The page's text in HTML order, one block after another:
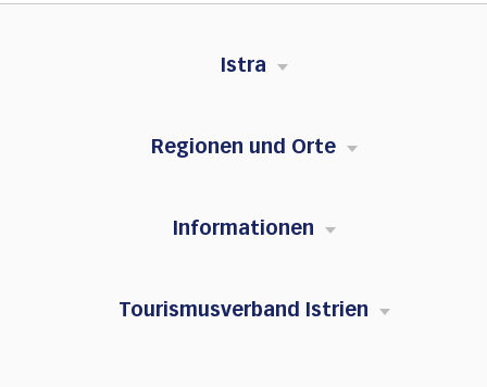
Istra
Regionen und Orte
Informationen
Tourismusverband Istrien